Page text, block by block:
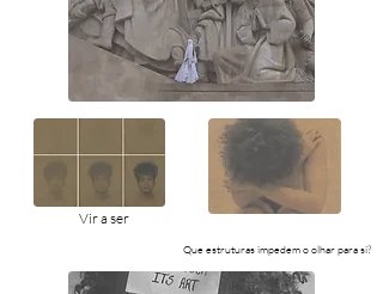
Vir a ser
Que estruturas impedem o olhar para si?